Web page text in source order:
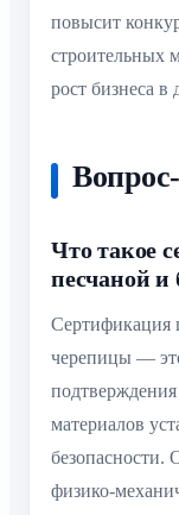
повысит
строительных
рост бизнеса в
Что такое
песчаной
Сертификация
черепицы —
подтверждения
материалов
безопасности.
физико-